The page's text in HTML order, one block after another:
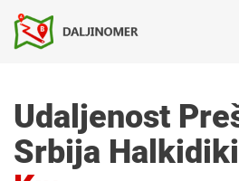
Udaljenost
Srbija